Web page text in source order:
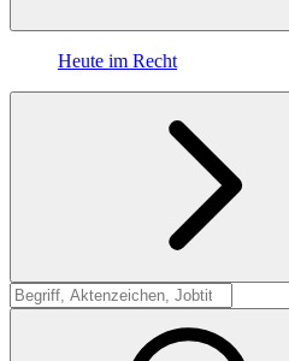
Heute im Recht
Suche